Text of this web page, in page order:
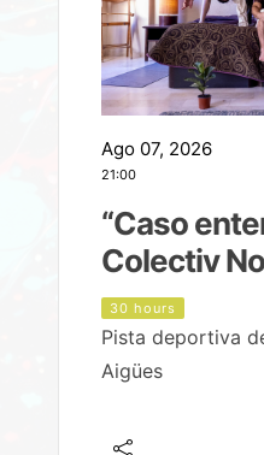
Ago 07, 2026
21:00
“Caso
Colectiv
30 hours
Pista deportiva
Aigües